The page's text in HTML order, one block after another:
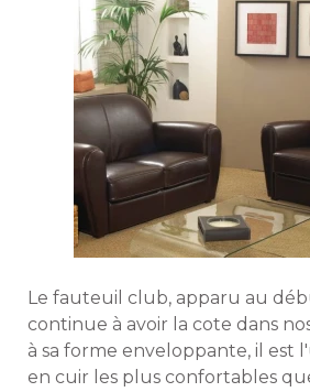
Le fauteuil club, apparu au
continue à avoir la cote dans
à sa forme enveloppante, il est
en cuir les plus confortables